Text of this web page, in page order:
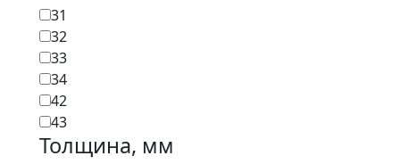
31
32
33
34
42
43
Толщина, мм